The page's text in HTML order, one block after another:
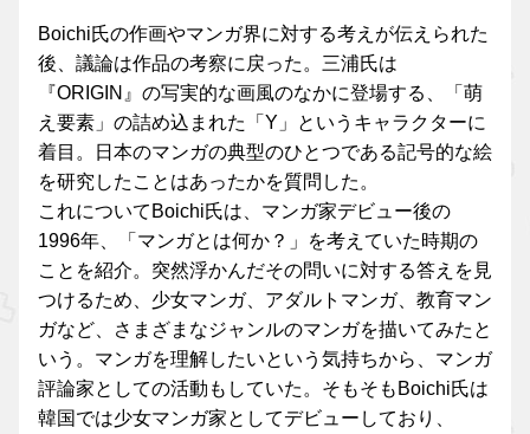
Boichi氏の作画やマンガ界に対する考えが伝えられた
後、議論は作品の考察に戻った。三浦氏は
『ORIGIN』の写実的な画風のなかに登場する、「萌
え要素」の詰め込まれた「Y」というキャラクターに
着目。日本のマンガの典型のひとつである記号的な絵
を研究したことはあったかを質問した。
これについてBoichi氏は、マンガ家デビュー後の
1996年、「マンガとは何か？」を考えていた時期の
ことを紹介。突然浮かんだその問いに対する答えを見
つけるため、少女マンガ、アダルトマンガ、教育マン
ガなど、さまざまなジャンルのマンガを描いてみたと
いう。マンガを理解したいという気持ちから、マンガ
評論家としての活動もしていた。そもそもBoichi氏は
韓国では少女マンガ家としてデビューしており、